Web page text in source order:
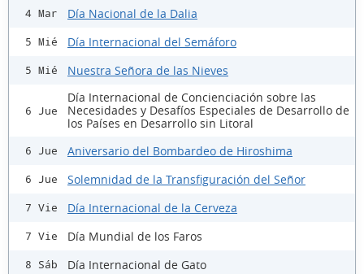
4 Mar Día Nacional de la Dalia
5 Mié Día Internacional del Semáforo
5 Mié Nuestra Señora de las Nieves
6 Jue
Día Internacional de Concienciación sobre las
Necesidades y Desafíos Especiales de Desarrollo de
los Países en Desarrollo sin Litoral
6 Jue Aniversario del Bombardeo de Hiroshima
6 Jue Solemnidad de la Transfiguración del Señor
7 Vie Día Internacional de la Cerveza
7 Vie Día Mundial de los Faros
8 Sáb Día Internacional de Gato